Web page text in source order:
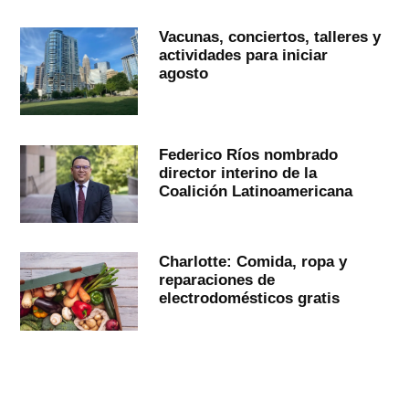
Vacunas, conciertos, talleres y
actividades para iniciar
agosto
Federico Ríos nombrado
director interino de la
Coalición Latinoamericana
Charlotte: Comida, ropa y
reparaciones de
electrodomésticos gratis